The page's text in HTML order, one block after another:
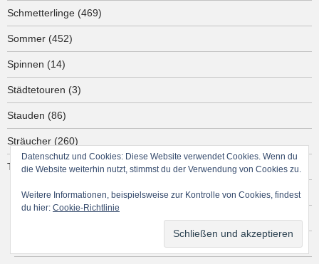
Schmetterlinge (469)
Sommer (452)
Spinnen (14)
Städtetouren (3)
Stauden (86)
Sträucher (260)
Tiere(185)
Amphibien(13)
Datenschutz und Cookies: Diese Website verwendet Cookies. Wenn du
die Website weiterhin nutzt, stimmst du der Verwendung von Cookies zu.
Weitere Informationen, beispielsweise zur Kontrolle von Cookies, findest
du hier: Cookie-Richtlinie